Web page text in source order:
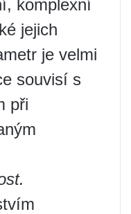
komplexní
jejich
je velmi
souvisí s
při